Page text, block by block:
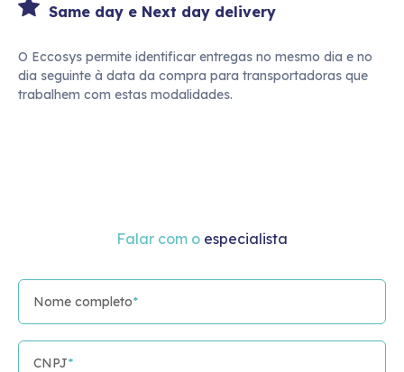
Same day e Next day delivery
O Eccosys permite identificar entregas no mesmo dia e no
dia seguinte à data da compra para transportadoras que
trabalhem com estas modalidades.
Falar com o especialista
Nome completo*
CNPJ*